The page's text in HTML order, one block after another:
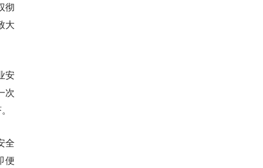
彻
大
安
次
全
便